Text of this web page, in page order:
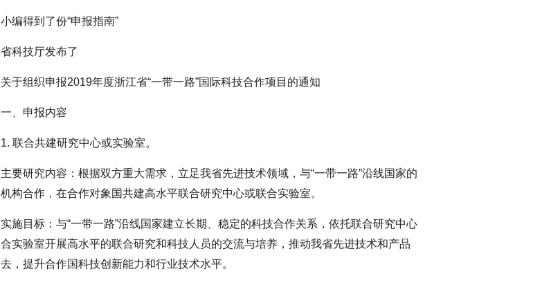
小编得到了份“申报指南”
省科技厅发布了
关于组织申报2019年度浙江省“一带一路”国际科技合作项目的通知
一、申报内容
1. 联合共建研究中心或实验室。
主要研究内容：根据双方重大需求，立足我省先进技术领域，与“一带一路”沿线国家的
构合作，在合作对象国共建高水平联合研究中心或联合实验室。
实施目标：与“一带一路”沿线国家建立长期、稳定的科技合作关系，依托联合研究中心
实验室开展高水平的联合研究和科技人员的交流与培养，推动我省先进技术和产品
，提升合作国科技创新能力和行业技术水平。